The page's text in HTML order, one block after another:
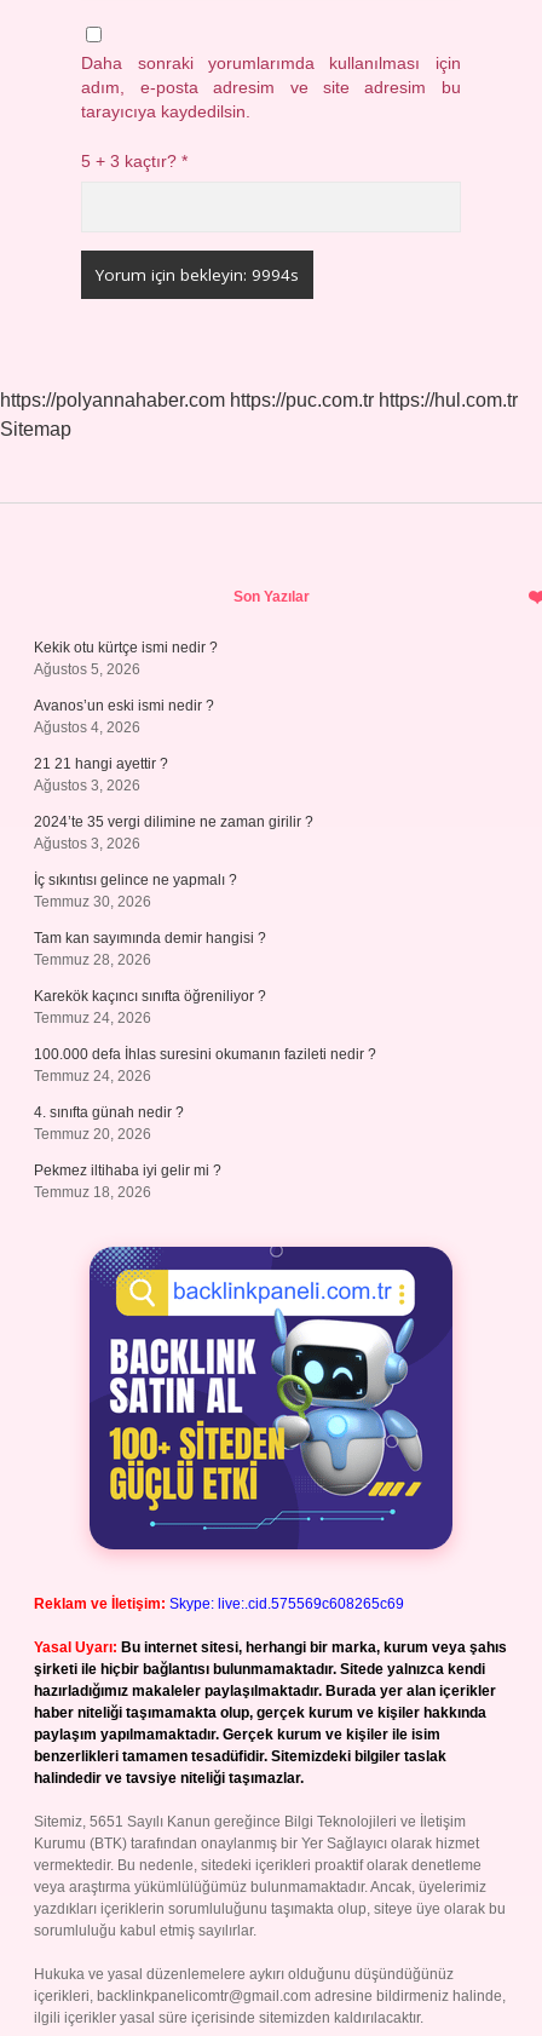
Daha sonraki yorumlarımda kullanılması için
adım, e-posta adresim ve site adresim bu
tarayıcıya kaydedilsin.
5 + 3 kaçtır?*
https://polyannahaber.com https://puc.com.tr https://hul.com.tr
Sitemap
Son Yazılar
Kekik otu kürtçe ismi nedir ?
Ağustos 5, 2026
Avanos’un eski ismi nedir ?
Ağustos 4, 2026
21 21 hangi ayettir ?
Ağustos 3, 2026
2024’te 35 vergi dilimine ne zaman girilir ?
Ağustos 3, 2026
İç sıkıntısı gelince ne yapmalı ?
Temmuz 30, 2026
Tam kan sayımında demir hangisi ?
Temmuz 28, 2026
Karekök kaçıncı sınıfta öğreniliyor ?
Temmuz 24, 2026
100.000 defa İhlas suresini okumanın fazileti nedir ?
Temmuz 24, 2026
4. sınıfta günah nedir ?
Temmuz 20, 2026
Pekmez iltihaba iyi gelir mi ?
Temmuz 18, 2026
Reklam ve İletişim: Skype: live:.cid.575569c608265c69
Yasal Uyarı: Bu internet sitesi, herhangi bir marka, kurum veya şahıs
şirketi ile hiçbir bağlantısı bulunmamaktadır. Sitede yalnızca kendi
hazırladığımız makaleler paylaşılmaktadır. Burada yer alan içerikler
haber niteliği taşımamakta olup, gerçek kurum ve kişiler hakkında
paylaşım yapılmamaktadır. Gerçek kurum ve kişiler ile isim
benzerlikleri tamamen tesadüfidir. Sitemizdeki bilgiler taslak
halindedir ve tavsiye niteliği taşımazlar.
Sitemiz, 5651 Sayılı Kanun gereğince Bilgi Teknolojileri ve İletişim
Kurumu (BTK) tarafından onaylanmış bir Yer Sağlayıcı olarak hizmet
vermektedir. Bu nedenle, sitedeki içerikleri proaktif olarak denetleme
veya araştırma yükümlülüğümüz bulunmamaktadır. Ancak, üyelerimiz
yazdıkları içeriklerin sorumluluğunu taşımakta olup, siteye üye olarak bu
sorumluluğu kabul etmiş sayılırlar.
Hukuka ve yasal düzenlemelere aykırı olduğunu düşündüğünüz
içerikleri, backlinkpanelicomtr@gmail.com adresine bildirmeniz halinde,
ilgili içerikler yasal süre içerisinde sitemizden kaldırılacaktır.